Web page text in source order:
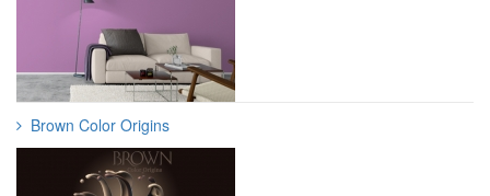
Brown Color Origins